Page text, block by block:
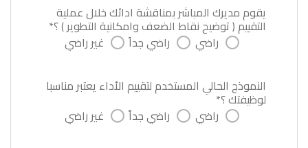
يقوم مديرك المباشر بمناقشة ادائك خلال عملية
التقييم ( توضيح نقاط الضعف وامكانية التطوير ) ؟*
راضي راضي جداً غير راضي
النموذج الحالي المستخدم لتقييم الأداء يعتبر مناسبا
لوظيفتك ؟*
راضي راضي جداً غير راضي